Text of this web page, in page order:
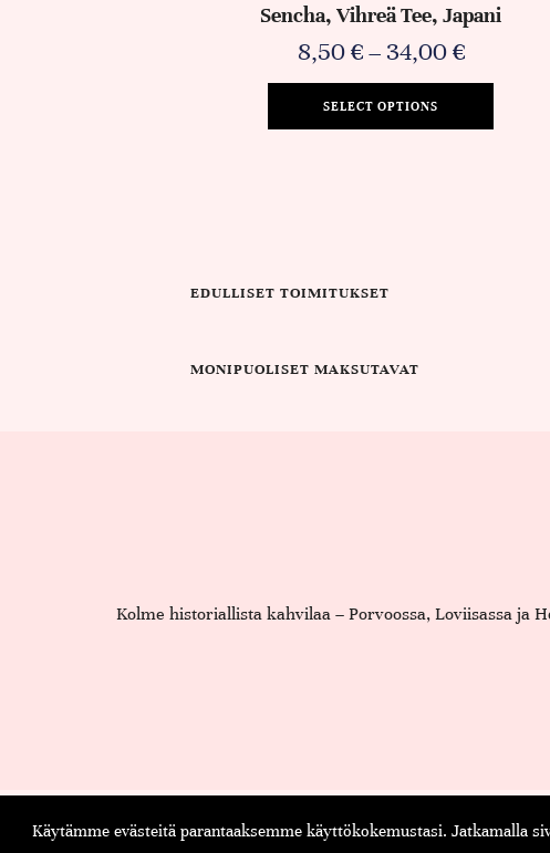
Sencha, Vihreä Tee, Japani
8,50€ – 34,00€
SELECT OPTIONS
EDULLISET TOIMITUKSET
MONIPUOLISET MAKSUTAVAT
Kolme historiallista kahvilaa – Porvoossa, Loviisassa ja
Käytämme evästeitä parantaaksemme käyttökokemustasi. Jatkamalla